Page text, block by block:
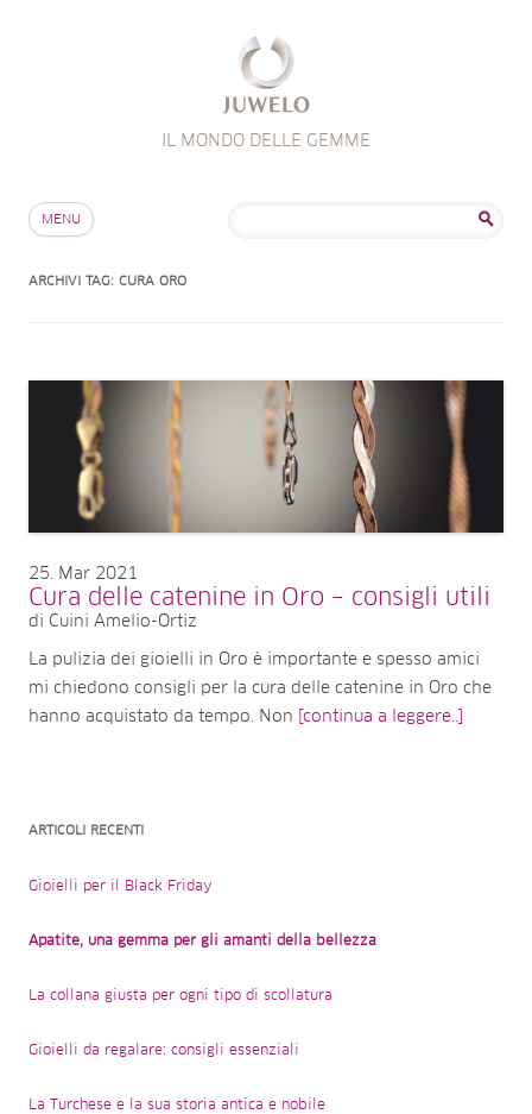
IL MONDO DELLE GEMME
MENU
ARCHIVI TAG: CURA ORO
25 Mar 2021
Cura delle catenine in Oro – consigli utili
di Cuini Amelio-Ortiz
La pulizia dei gioielli in Oro è importante e spesso amici
mi chiedono consigli per la cura delle catenine in Oro che
hanno acquistato da tempo. Non
[continua a leggere..]
ARTICOLI RECENTI
Gioielli per il Black Friday
Apatite, una gemma per gli amanti della bellezza
La collana giusta per ogni tipo di scollatura
Gioielli da regalare: consigli essenziali
La Turchese e la sua storia antica e nobile